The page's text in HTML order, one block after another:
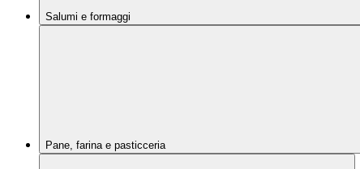
Salumi e formaggi
Pane, farina e pasticceria